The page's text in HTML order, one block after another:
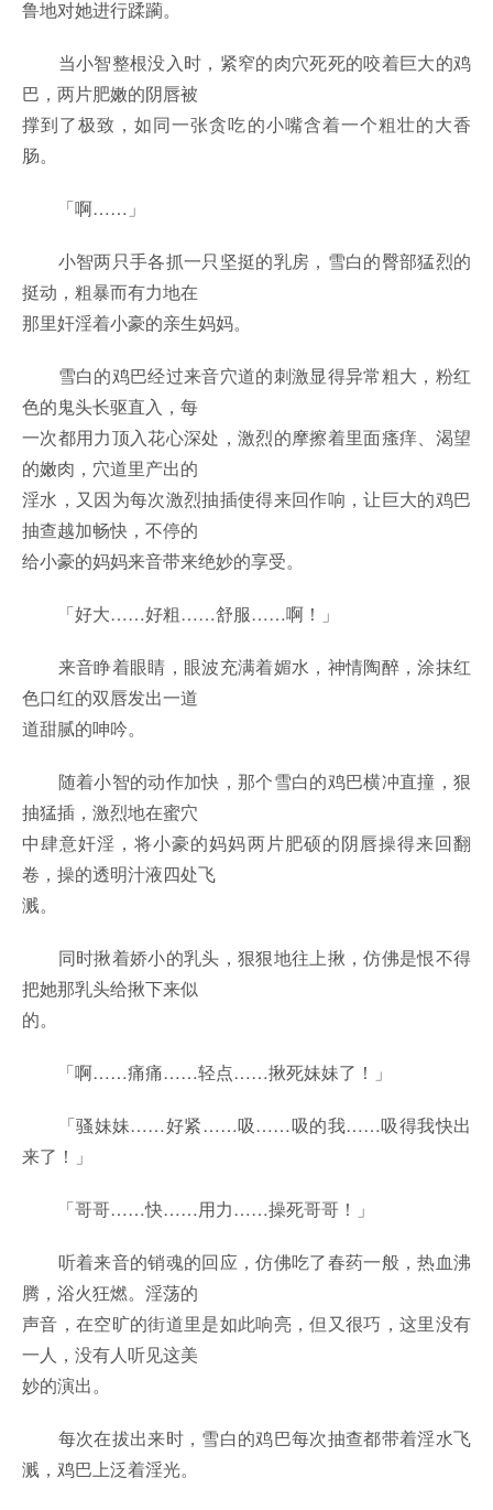
鲁地对她进行蹂躏。
当小智整根没入时，紧窄的肉穴死死的咬着巨大的鸡
巴，两片肥嫩的阴唇被
撑到了极致，如同一张贪吃的小嘴含着一个粗壮的大香
肠。
「啊……」
小智两只手各抓一只坚挺的乳房，雪白的臀部猛烈的
挺动，粗暴而有力地在
那里奸淫着小豪的亲生妈妈。
雪白的鸡巴经过来音穴道的刺激显得异常粗大，粉红
色的鬼头长驱直入，每
一次都用力顶入花心深处，激烈的摩擦着里面瘙痒、渴望
的嫩肉，穴道里产出的
淫水，又因为每次激烈抽插使得来回作响，让巨大的鸡巴
抽查越加畅快，不停的
给小豪的妈妈来音带来绝妙的享受。
「好大……好粗……舒服……啊！」
来音睁着眼睛，眼波充满着媚水，神情陶醉，涂抹红
色口红的双唇发出一道
道甜腻的呻吟。
随着小智的动作加快，那个雪白的鸡巴横冲直撞，狠
抽猛插，激烈地在蜜穴
中肆意奸淫，将小豪的妈妈两片肥硕的阴唇操得来回翻
卷，操的透明汁液四处飞
溅。
同时揪着娇小的乳头，狠狠地往上揪，仿佛是恨不得
把她那乳头给揪下来似
的。
「啊……痛痛……轻点……揪死妹妹了！」
「骚妹妹……好紧……吸……吸的我……吸得我快出
来了！」
「哥哥……快……用力……操死哥哥！」
听着来音的销魂的回应，仿佛吃了春药一般，热血沸
腾，浴火狂燃。淫荡的
声音，在空旷的街道里是如此响亮，但又很巧，这里没有
一人，没有人听见这美
妙的演出。
每次在拔出来时，雪白的鸡巴每次抽查都带着淫水飞
溅，鸡巴上泛着淫光。